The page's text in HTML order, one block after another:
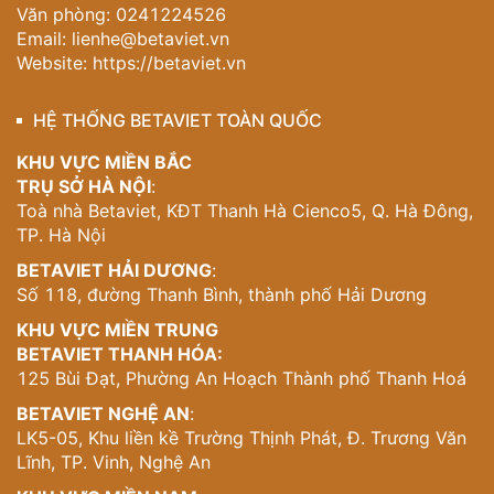
cho mỗi gia đình. Loại hình này phù hợp với những khách
hàng muốn sở hữu biệt thự nhưng với ngân sách hợp lý
hơn.
ưu cho các gia đình trẻ. Mặc dù diện tích nhỏ hơn so với
biệt thự, nhưng những căn liền kề này vẫn được thiết kế 3
tầng với đầy đủ công năng sử dụng.
Đặc biệt, 30 căn shophouse tại vị trí mặt đường Lê Trọng
Tấn không chỉ phục vụ nhu cầu ở mà còn là cơ hội đầu tư
kinh doanh tuyệt vời. Với mặt tiền rộng và vị trí đắc địa,
đây là lựa chọn hoàn hảo cho những ai muốn kết hợp
sinh sống và kinh doanh.
Tiện ích nội khu – Điểm nhấn giải trí
độc đáo
Điều làm nên sức hút đặc biệt của Thiên đường Bảo Sơn
chính là hệ thống tiện ích nội khu phong phú, với điểm
nhấn là khu vui chơi giải trí ngay trong dự án. Đây không
Văn phòng: 0241224526
Email: lienhe@betaviet.vn
Website: https://betaviet.vn
HỆ THỐNG BETAVIET TOÀN QUỐC
KHU VỰC MIỀN BẮC
TRỤ SỞ HÀ NỘI:
Toà nhà Betaviet, KĐT Thanh Hà Cienco5, Q. Hà Đông,
TP. Hà Nội
BETAVIET HẢI DƯƠNG:
Số 118, đường Thanh Bình, thành phố Hải Dương
KHU VỰC MIỀN TRUNG
BETAVIET THANH HÓA:
125 Bùi Đạt, Phường An Hoạch Thành phố Thanh Hoá
BETAVIET NGHỆ AN:
LK5-05, Khu liền kề Trường Thịnh Phát, Đ. Trương Văn
Lĩnh, TP. Vinh, Nghệ An